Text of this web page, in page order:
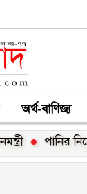
অর্থ-বাণিজ্য
পানির নিচের